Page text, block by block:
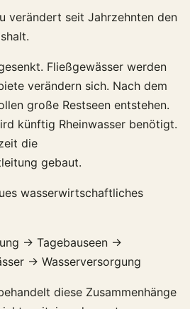
verändert seit Jahrzehnten den
Fließgewässer werden
verändern sich. Nach dem
große Restseen entstehen.
künftig Rheinwasser benötigt.
die
gebaut.
wasserwirtschaftliches
→ Tagebauseen →
→ Wasserversorgung
diese Zusammenhänge